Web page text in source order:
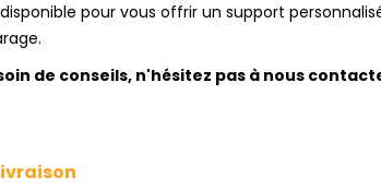
pour vous offrir un support
de conseils, n'hésitez pas à nous